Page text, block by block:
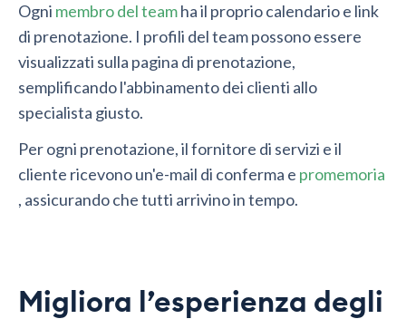
Ogni membro del teamha il proprio calendario e link
di prenotazione. I profili del team possono essere
visualizzati sulla pagina di prenotazione,
semplificando l'abbinamento dei clienti allo
specialista giusto.
Per ogni prenotazione, il fornitore di servizi e il
cliente ricevono un'e-mail di conferma e promemoria
, assicurando che tutti arrivino in tempo.
Migliora l’esperienza degli